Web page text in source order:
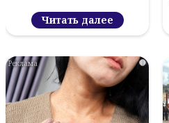
Читать далее
i